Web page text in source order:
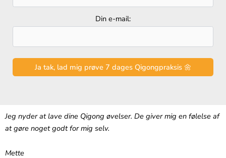
Din e-mail:
Jeg nyder at lave dine Qigong øvelser. De giver mig en følelse af
at gøre noget godt for mig selv.
Mette